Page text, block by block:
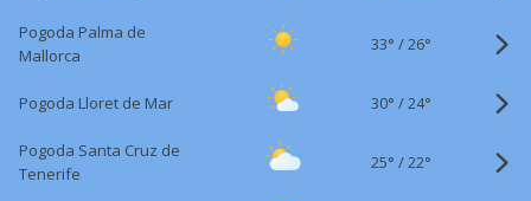
Pogoda Palma de
Mallorca
33° /26°
Pogoda Lloret de Mar 30° /24°
Pogoda Santa Cruz de
Tenerife
25° /22°